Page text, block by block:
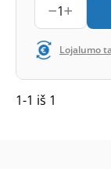
1
Lojalumo
1-1 iš 1